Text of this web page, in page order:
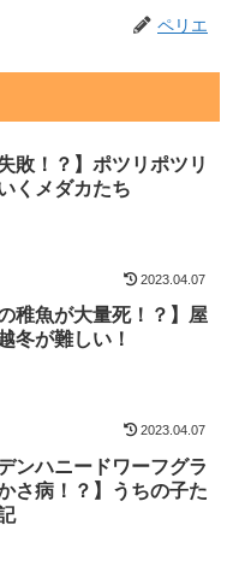
ペリエ
敗！？】ポツリポツリ
くメダカたち
2023.04.07
稚魚が大量死！？】屋
冬が難しい！
2023.04.07
ンハニードワーフグラ
さ病！？】うちの子た